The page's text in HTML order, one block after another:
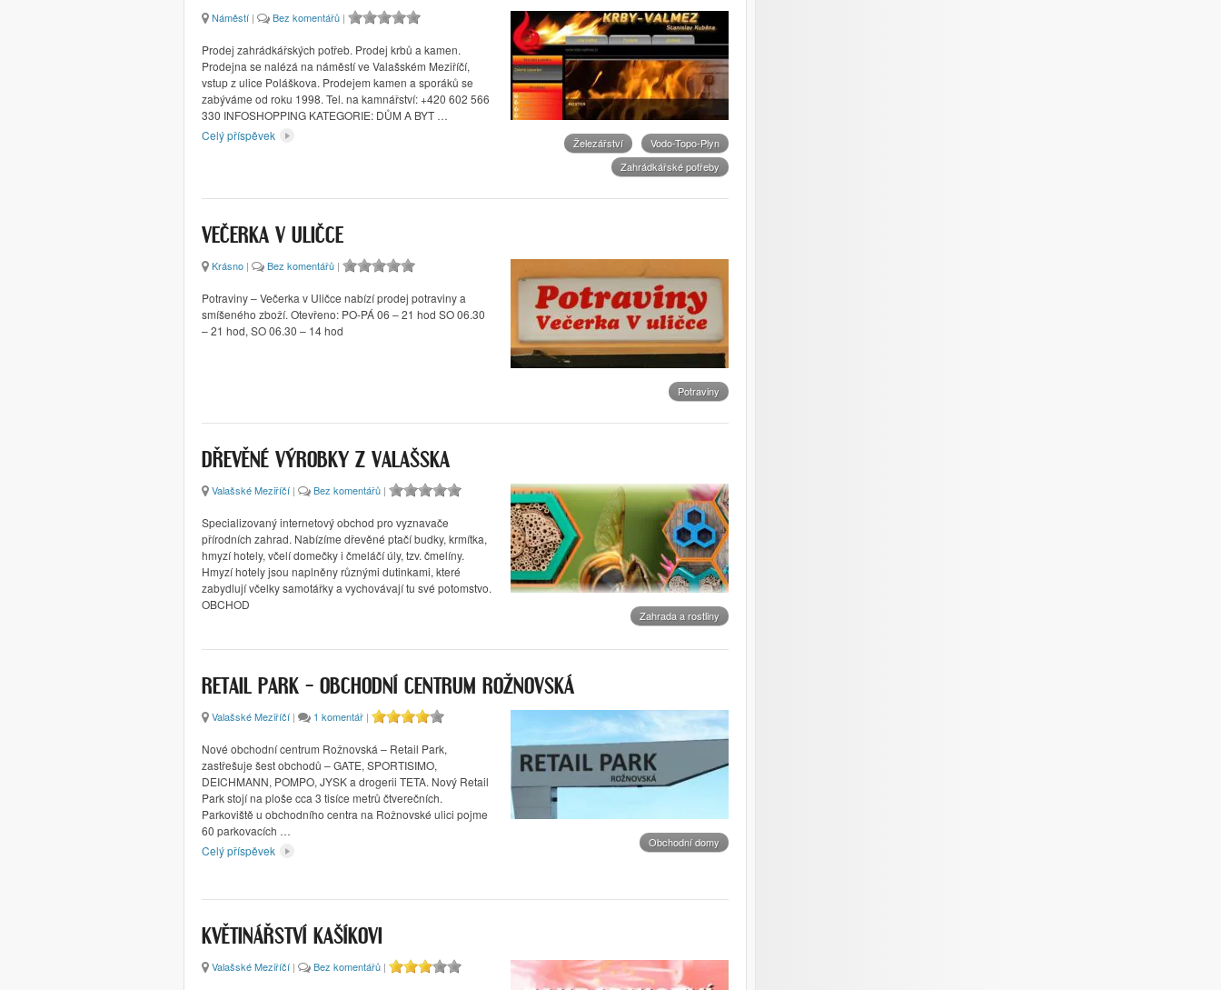
Železářství
Vodo-Topo-Plyn
Zahrádkářské potřeby
Náměstí | Bez komentářů |
Prodej zahrádkářských potřeb. Prodej krbů a kamen.
Prodejna se nalézá na náměstí ve Valašském Meziříčí,
vstup z ulice Poláškova. Prodejem kamen a sporáků se
zabýváme od roku 1998. Tel. na kamnářství: +420 602 566
330 INFOSHOPPING KATEGORIE: DŮM A BYT …
Celý příspěvek
VEČERKA V ULIČCE
Potraviny
Krásno | Bez komentářů |
Potraviny – Večerka v Uličce nabízí prodej potraviny a
smíšeného zboží. Otevřeno: PO-PÁ 06 – 21 hod SO 06.30
– 21 hod, SO 06.30 – 14 hod
DŘEVĚNÉ VÝROBKY Z VALAŠSKA
Zahrada a rostliny
Valašské Meziříčí | Bez komentářů |
Specializovaný internetový obchod pro vyznavače
přírodních zahrad. Nabízíme dřevěné ptačí budky, krmítka,
hmyzí hotely, včelí domečky i čmeláčí úly, tzv. čmelíny.
Hmyzí hotely jsou naplněny různými dutinkami, které
zabydlují včelky samotářky a vychovávají tu své potomstvo.
OBCHOD
RETAIL PARK – OBCHODNÍ CENTRUM ROŽNOVSKÁ
Obchodní domy
Valašské Meziříčí | 1 komentář |
Nové obchodní centrum Rožnovská – Retail Park,
zastřešuje šest obchodů – GATE, SPORTISIMO,
DEICHMANN, POMPO, JYSK a drogerii TETA. Nový Retail
Park stojí na ploše cca 3 tisíce metrů čtverečních.
Parkoviště u obchodního centra na Rožnovské ulici pojme
60 parkovacích …
Celý příspěvek
KVĚTINÁŘSTVÍ KAŠÍKOVI
Valašské Meziříčí | Bez komentářů |